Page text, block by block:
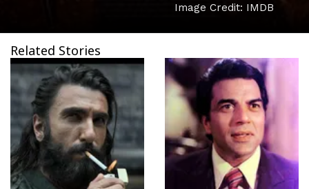
Image Credit: IMDB
Related Stories